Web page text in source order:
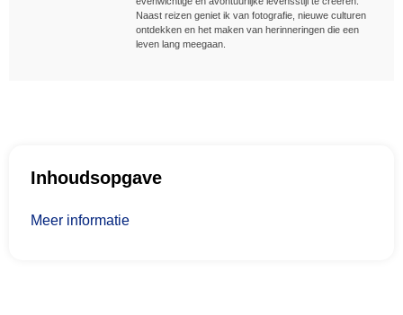
Naast reizen geniet ik van fotografie, nieuwe culturen
ontdekken en het maken van herinneringen die een
leven lang meegaan.
Inhoudsopgave
Meer informatie